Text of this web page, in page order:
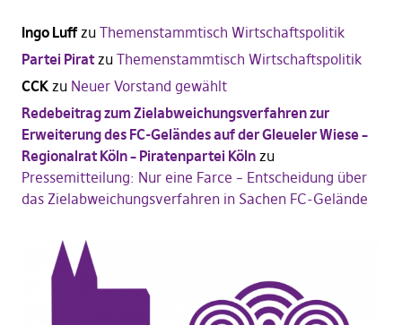
Ingo Luffzu Themenstammtisch Wirtschaftspolitik
Partei Piratzu Themenstammtisch Wirtschaftspolitik
CCKzu Neuer Vorstand gewählt
Redebeitrag zum Zielabweichungsverfahren zur
Erweiterung des FC-Geländes auf der Gleueler Wiese –
Regionalrat Köln – Piratenpartei Kölnzu
Pressemitteilung: Nur eine Farce – Entscheidung über
das Zielabweichungsverfahren in Sachen FC-Gelände